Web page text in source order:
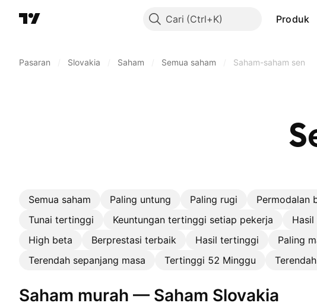
Cari Produk
Pasaran Slovakia Saham Semua saham Saham-saham sen
Semua saham Paling untung Paling rugi Permodalan
Tunai tertinggi
Keuntungan tertinggi setiap pekerja
High beta
Berprestasi terbaik Hasil tertinggi Paling
Terendah sepanjang masa
Tertinggi 52 Minggu
Saham murah — Saham Slovakia